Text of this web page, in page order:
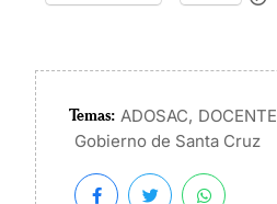
Temas: ADOSAC, DOCENTE
Gobierno de Santa Cruz